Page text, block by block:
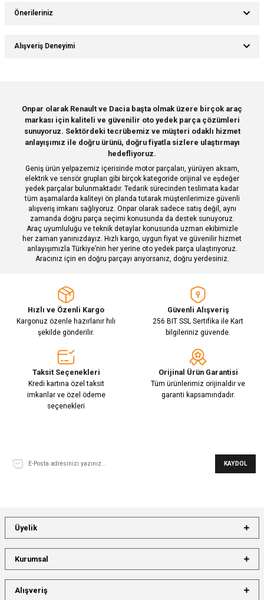
Önerileriniz
Bu ürünün fiyat bilgisi, resim, ürün açıklamalarında ve diğer konularda
yetersiz gördüğünüz noktaları öneri formunu kullanarak tarafımıza
Ürün resmi kalitesiz, bozuk veya görüntülenemiyor.
Ürün açıklamasında eksik bilgiler bulunuyor.
Ürün bilgilerinde hatalar bulunuyor.
Ürün fiyatı diğer sitelerden daha pahalı.
Bu ürüne benzer farklı alternatifler olmalı.
Gönder
Alışveriş Deneyimi
Deneyimini Paylaş
Onpar olarak Renault ve Dacia başta olmak üzere birçok araç
markası için kaliteli ve güvenilir oto yedek parça çözümleri
sunuyoruz. Sektördeki tecrübemiz ve müşteri odaklı hizmet
anlayışımız ile doğru ürünü, doğru fiyatla sizlere ulaştırmayı
hedefliyoruz.
Geniş ürün yelpazemiz içerisinde motor parçaları, yürüyen aksam,
elektrik ve sensör grupları gibi birçok kategoride orijinal ve eşdeğer
yedek parçalar bulunmaktadır. Tedarik sürecinden teslimata kadar
tüm aşamalarda kaliteyi ön planda tutarak müşterilerimize güvenli
alışveriş imkanı sağlıyoruz. Onpar olarak sadece satış değil, aynı
zamanda doğru parça seçimi konusunda da destek sunuyoruz.
Araç uyumluluğu ve teknik detaylar konusunda uzman ekibimizle
her zaman yanınızdayız. Hızlı kargo, uygun fiyat ve güvenilir hizmet
anlayışımızla Türkiye’nin her yerine oto yedek parça ulaştırıyoruz.
Aracınız için en doğru parçayı arıyorsanız, doğru yerdesiniz.
Hızlı ve Özenli Kargo
Kargonuz özenle hazırlanır hılı
şekilde gönderilir.
Güvenli Alışveriş
256 BIT SSL Sertifika ile Kart
bilgileriniz güvende.
Taksit Seçenekleri
Kredi kartına özel taksit
imkanlar ve özel ödeme
seçenekleri
Orijinal Ürün Garantisi
Tüm ürünlerimiz orijinaldir ve
garanti kapsamındadır.
KAYDOL
Üyelik
Kurumsal
Alışveriş